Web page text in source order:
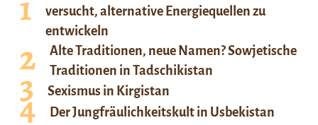
versucht, alternative Energiequellen zu
entwickeln
Alte Traditionen, neue Namen? Sowjetische
Traditionen in Tadschikistan
Sexismus in Kirgistan
Der Jungfräulichkeitskult in Usbekistan